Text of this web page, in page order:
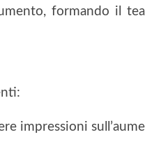
formando il
impressioni